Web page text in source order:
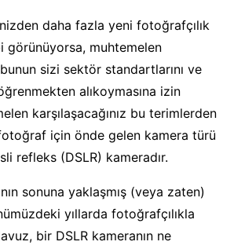
daha fazla yeni fotoğrafçılık
muhtemelen
bunun sizi sektör standartlarını ve
alıkoymasına izin
karşılaşacağınız bu terimlerden
için önde gelen kamera türü
refleks (DSLR) kameradır.
sonuna yaklaşmış (veya zaten)
yıllarda fotoğrafçılıkla
bir DSLR kameranın ne